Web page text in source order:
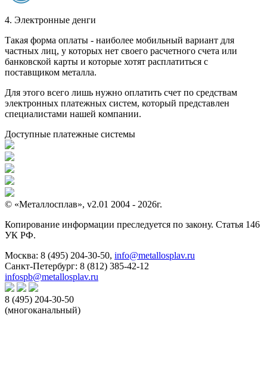
4. Электронные денги
Такая форма оплаты - наиболее мобильный вариант для
частных лиц, у которых нет своего расчетного счета или
банковской карты и которые хотят расплатиться с
поставщиком металла.
Для этого всего лишь нужно оплатить счет по средствам
электронных платежных систем, который представлен
специалистами нашей компании.
Доступные платежные системы
© «Металлосплав», v2.01 2004 - 2026г.
Копирование информации преследуется по закону. Статья 146
УК РФ.
Москва: 8 (495) 204-30-50, info@metallosplav.ru
Санкт-Петербург: 8 (812) 385-42-12
infospb@metallosplav.ru
8 (495) 204-30-50
(многоканальный)